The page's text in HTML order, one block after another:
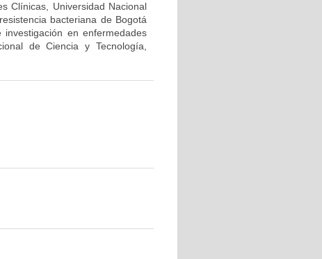
Clínicas, Universidad Nacional
bacteriana de Bogotá
en enfermedades
de Ciencia y Tecnología,